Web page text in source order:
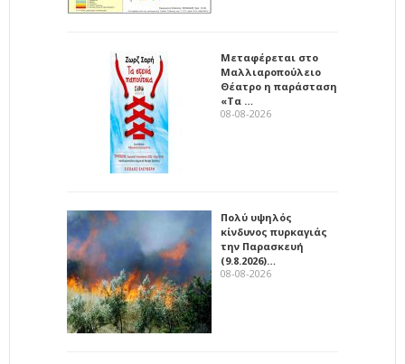
Μεταφέρεται στο
Μαλλιαροπούλειο
Θέατρο η παράσταση
«Τα …
08-08-2026
Πολύ υψηλός
κίνδυνος πυρκαγιάς
την Παρασκευή
(9.8.2026)…
08-08-2026